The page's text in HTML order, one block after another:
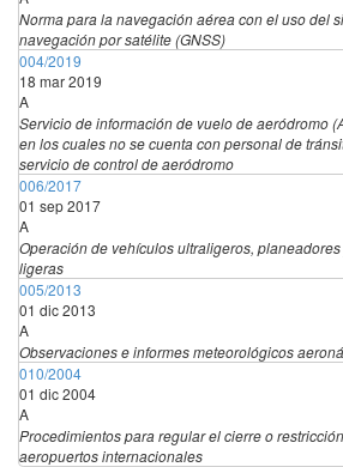
Norma para la navegación aérea con el uso del
navegación por satélite (GNSS)
004/2019
18 mar 2019
A
Servicio de información de vuelo de aeródromo
en los cuales no se cuenta con personal de
servicio de control de aeródromo
006/2017
01 sep 2017
A
Operación de vehículos ultraligeros,
ligeras
005/2013
01 dic 2013
A
Observaciones e informes meteorológicos
010/2004
01 dic 2004
A
Procedimientos para regular el cierre o
aeropuertos internacionales